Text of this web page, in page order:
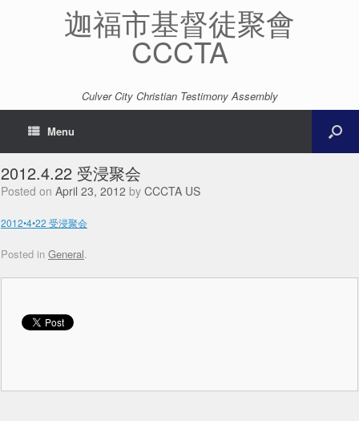
迦福市基督徒聚會
CCCTA
Culver City Christian Testimony Assembly
Menu
2012.4.22 受浸聚会
Posted on April 23, 2012 by CCCTA US
2012•4•22 受浸聚会
Posted in General.